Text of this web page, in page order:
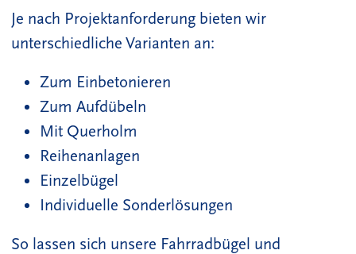
Je nach Projektanforderung bieten wir
unterschiedliche Varianten an:
Zum Einbetonieren
Zum Aufdübeln
Mit Querholm
Reihenanlagen
Einzelbügel
Individuelle Sonderlösungen
So lassen sich unsere Fahrradbügel und